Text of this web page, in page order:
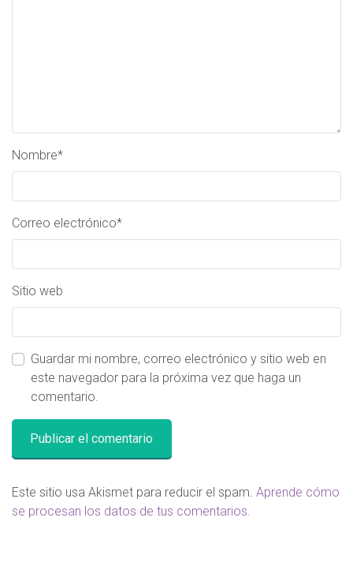
Nombre*
Correo electrónico*
Sitio web
Guardar mi nombre, correo electrónico y sitio web en
este navegador para la próxima vez que haga un
comentario.
Este sitio usa Akismet para reducir el spam. Aprende cómo
se procesan los datos de tus comentarios